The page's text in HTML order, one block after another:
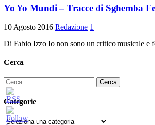
Yo Yo Mundi – Tracce di Sghemba
10 Agosto 2016 Redazione 1
Di Fabio Izzo Io non sono un critico musicale e
Cerca
Ricerca
per:
Categorie
Categorie